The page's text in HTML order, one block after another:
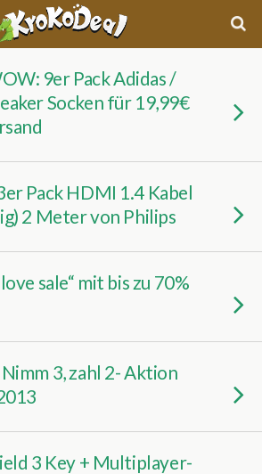
9er Pack Adidas /
Socken für 19,99€
Pack HDMI 1.4 Kabel
2 Meter von Philips
sale“ mit bis zu 70%
3, zahl 2- Aktion
3 Key + Multiplayer-